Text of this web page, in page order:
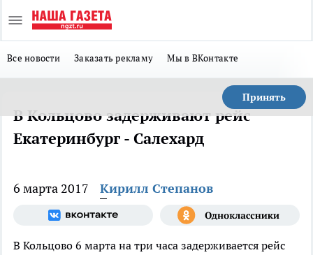
Все новости Заказать рекламу Мы в ВКонтакте
Принять
В Кольцово задерживают рейс
Екатеринбург - Салехард
6 марта 2017 Кирилл Степанов
В Кольцово 6 марта на три часа задерживается рейс